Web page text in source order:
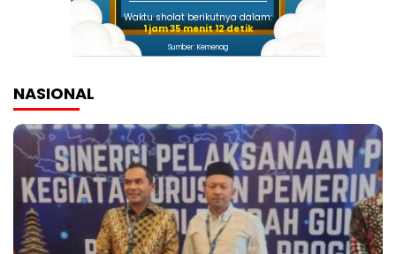
Waktu sholat berikutnya dalam:
1 jam 35 menit 11 detik
Sumber: Kemenag
NASIONAL